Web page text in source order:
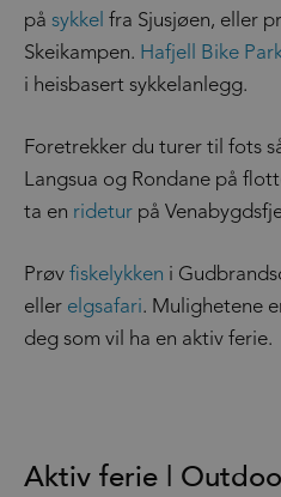
på sykkel fra Sjusjøen, eller
Skeikampen. Hafjell Bike
i heisbasert sykkelanlegg.
Foretrekker du turer til fots
Langsua og Rondane på
ta en ridetur på
Prøv fiskelykken i
eller elgsafari. Mulighetene
deg som vil ha en aktiv ferie.
Aktiv ferie |